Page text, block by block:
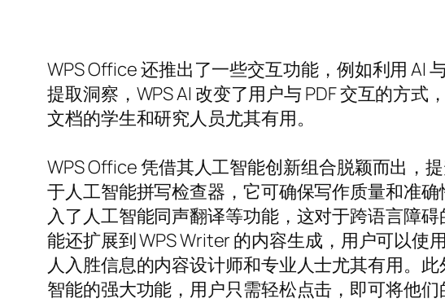
WPS Office 还推出了一些交互功能，例如利用 AI
提取洞察，WPS AI 改变了用户与 PDF 交互的方
文档的学生和研究人员尤其有用。
WPS Office 凭借其人工智能创新组合脱颖而出，
于人工智能拼写检查器，它可确保写作质量和准
入了人工智能同声翻译等功能，这对于跨语言障
能还扩展到 WPS Writer 的内容生成，用户可以
人入胜信息的内容设计师和专业人士尤其有用。
智能的强大功能，用户只需轻松点击，即可将他